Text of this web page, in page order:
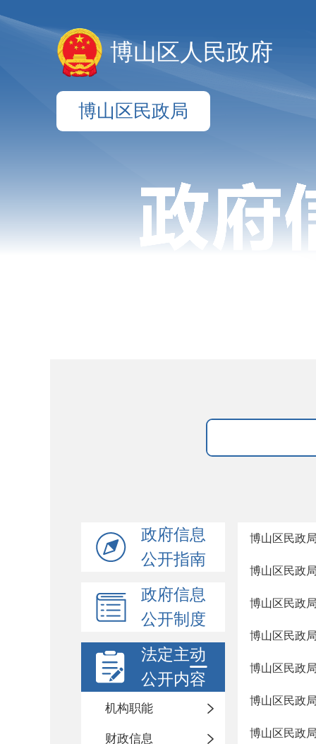
博山区人民政府
博山区民政局
政府信息
公开指南
政府信息
公开制度
法定主动
公开内容
机构职能
财政信息
博山区民政
博山区民政
博山区民政
博山区民政
博山区民政
博山区民政
博山区民政